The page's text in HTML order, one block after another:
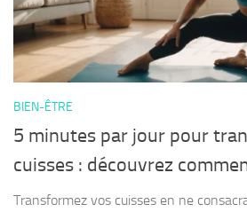
BIEN-ÊTRE
5 minutes par jour pour
cuisses : découvrez
Transformez vos cuisses en ne